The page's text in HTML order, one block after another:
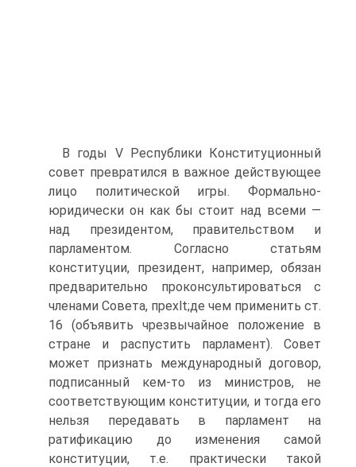
В годы V Республики Конституционный
совет превратился в важное действующее
лицо политической игры. Формально-
юридически он как бы стоит над всеми —
над президентом, правительством и
парламентом. Согласно статьям
конституции, президент, например, обязан
предварительно проконсультироваться с
членами Совета, прехlt;де чем применить ст.
16 (объявить чрезвычайное положение в
стране и распустить парламент). Совет
может признать международный договор,
подписанный кем-то из министров, не
соответствующим конституции, и тогда его
нельзя передавать в парламент на
ратификацию до изменения самой
конституции, т.е. практически такой